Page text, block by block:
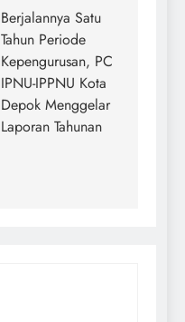
Berjalannya Satu
Tahun Periode
Kepengurusan, PC
IPNU-IPPNU Kota
Depok Menggelar
Laporan Tahunan